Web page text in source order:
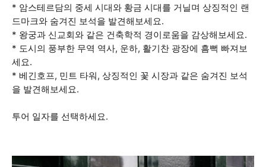
* 암스테르담의 중세 시대와 황금 시대를 거닐며 상징적인 랜
드마크와 숨겨진 보석을 발견해보세요.
* 왕궁과 신교회와 같은 건축학적 경이로움을 감상해보세요.
* 도시의 풍부한 무역 역사, 운하, 활기찬 광장에 흠뻑 빠져보
세요.
* 베긴호프, 민트 타워, 상징적인 꽃 시장과 같은 숨겨진 보석
을 발견해보세요.
투어 일자를 선택하세요.